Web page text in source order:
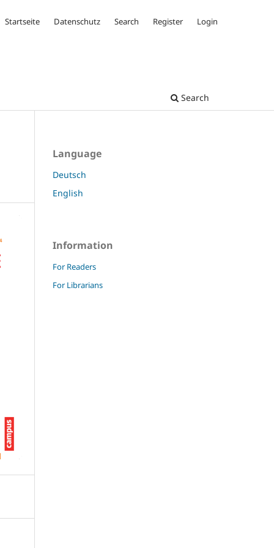
Search
Startseite Datenschutz Search Register Login
Language
Deutsch
English
Information
For Readers
For Librarians